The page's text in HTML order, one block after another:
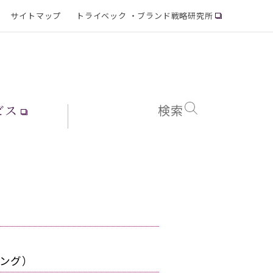
サイトマップ トライベック ・ブランド戦略研究所
ス 検索
グ）